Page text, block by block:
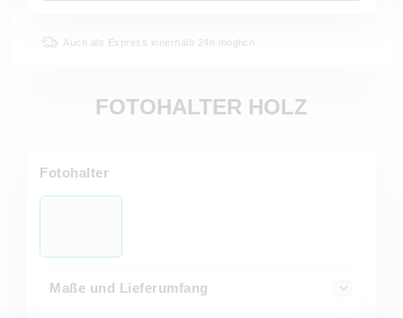
Auch als Express innerhalb 24h möglich
FOTOHALTER HOLZ
Fotohalter
Maße und Lieferumfang